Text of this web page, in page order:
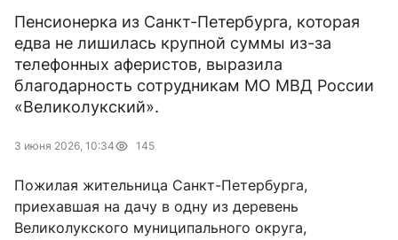
Пенсионерка из Санкт-Петербурга, которая
едва не лишилась крупной суммы из-за
телефонных аферистов, выразила
благодарность сотрудникам МО МВД России
«Великолукский».
3 июня 2026, 10:34 145
Пожилая жительница Санкт-Петербурга,
приехавшая на дачу в одну из деревень
Великолукского муниципального округа,